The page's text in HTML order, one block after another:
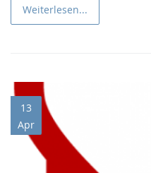
Weiterlesen...
13
Apr
heartbleed.png